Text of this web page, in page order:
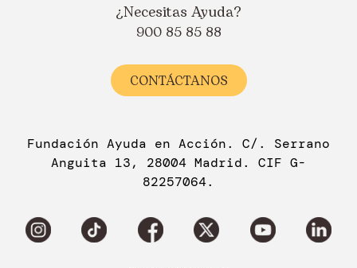
¿Necesitas Ayuda?
900 85 85 88
CONTÁCTANOS
Fundación Ayuda en Acción. C/. Serrano
Anguita 13, 28004 Madrid. CIF G-
82257064.